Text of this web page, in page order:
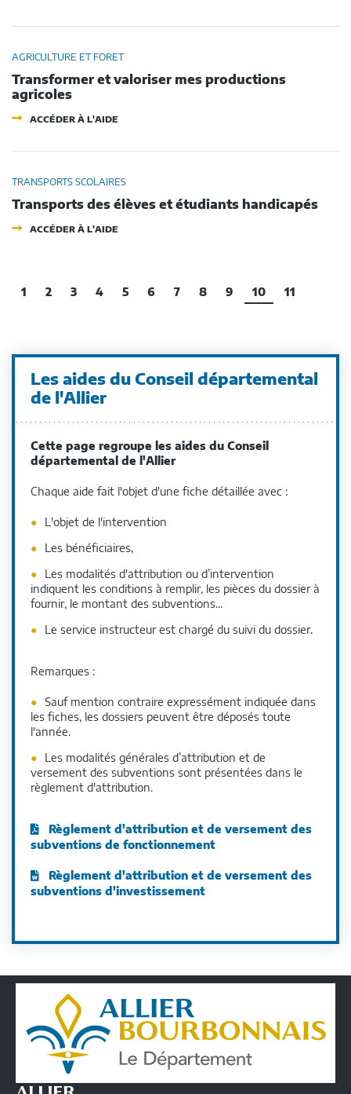
DE
ROUTIÈRE
ASSOCIATIONS
DES
DE
PA
PH
AGRICULTURE ET FORET
Transformer et valoriser mes productions
agricoles
ACCÉDER À L'AIDE
VALORISER
PRODUCTIONS
TRANSPORTS SCOLAIRES
Transports des élèves et étudiants handicapés
ACCÉDER À L'AIDE
ÉTUDIANTS
1 2 3 4 5 6 7 8 9 10 11
Les aides du Conseil départemental
de l'Allier
Cette page regroupe les aides du Conseil
départemental de l'Allier
Chaque aide fait l'objet d'une fiche détaillée avec :
L'objet de l'intervention
Les bénéficiaires,
Les modalités d'attribution ou d’intervention
indiquent les conditions à remplir, les pièces du dossier à
fournir, le montant des subventions...
Le service instructeur est chargé du suivi du dossier.
Remarques :
Sauf mention contraire expressément indiquée dans
les fiches, les dossiers peuvent être déposés toute
l'année.
Les modalités générales d’attribution et de
versement des subventions sont présentées dans le
règlement d'attribution.
Règlement d'attribution et de versement des
subventions de fonctionnement
Règlement d'attribution et de versement des
subventions d'investissement
Conseil
Départemental
de
l'Allier